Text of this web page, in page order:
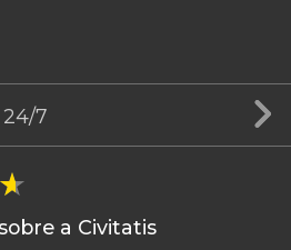
7
a Civitatis